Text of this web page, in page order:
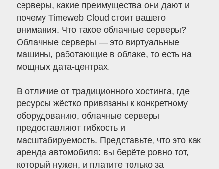
серверы, какие преимущества они дают и
почему Timeweb Cloud стоит вашего
внимания. Что такое облачные серверы?
Облачные серверы — это виртуальные
машины, работающие в облаке, то есть на
мощных дата-центрах.
В отличие от традиционного хостинга, где
ресурсы жёстко привязаны к конкретному
оборудованию, облачные серверы
предоставляют гибкость и
масштабируемость. Представьте, что это как
аренда автомобиля: вы берёте ровно тот,
который нужен, и платите только за